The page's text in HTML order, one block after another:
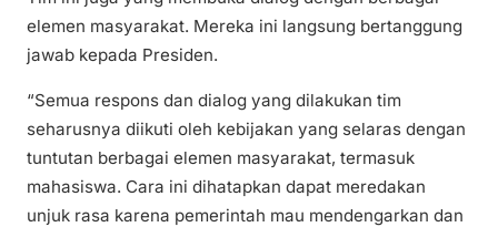
elemen masyarakat. Mereka ini langsung bertanggung
jawab kepada Presiden.
“Semua respons dan dialog yang dilakukan tim
seharusnya diikuti oleh kebijakan yang selaras dengan
tuntutan berbagai elemen masyarakat, termasuk
mahasiswa. Cara ini dihatapkan dapat meredakan
unjuk rasa karena pemerintah mau mendengarkan dan